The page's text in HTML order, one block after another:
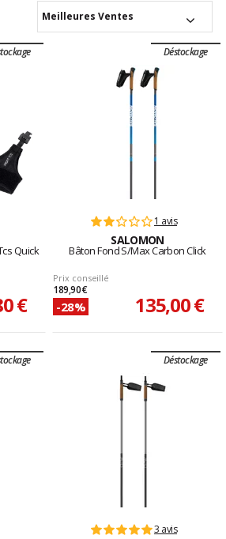
Meilleures Ventes
Quick
€
Déstockage
1 avis
SALOMON
Bâton Fond S/Max Carbon Click
Prix conseillé
189,90 €
-28% 135,00 €
Déstockage
3 avis